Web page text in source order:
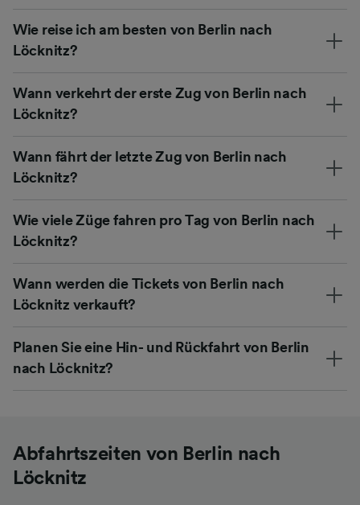
Wie reise ich am besten von Berlin nach
Löcknitz?
Wann verkehrt der erste Zug von Berlin nach
Löcknitz?
Wann fährt der letzte Zug von Berlin nach
Löcknitz?
Wie viele Züge fahren pro Tag von Berlin nach
Löcknitz?
Wann werden die Tickets von Berlin nach
Löcknitz verkauft?
Planen Sie eine Hin- und Rückfahrt von Berlin
nach Löcknitz?
Abfahrtszeiten von Berlin nach
Löcknitz